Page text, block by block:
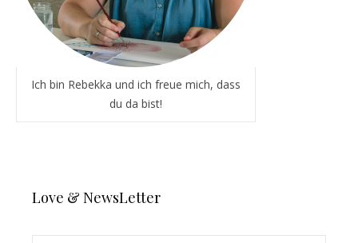
Ich bin Rebekka und ich freue mich, dass
du da bist!
Love & NewsLetter